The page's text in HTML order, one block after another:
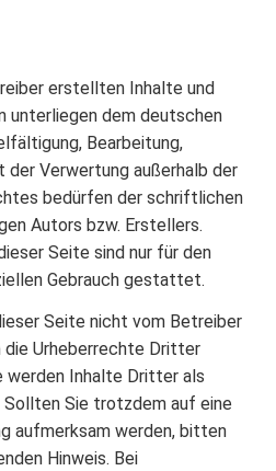
erstellten Inhalte und
unterliegen dem deutschen
Bearbeitung,
der Verwertung außerhalb der
bedürfen der schriftlichen
Autors bzw. Erstellers.
Seite sind nur für den
Gebrauch gestattet.
Seite nicht vom Betreiber
Urheberrechte Dritter
werden Inhalte Dritter als
Sie trotzdem auf eine
aufmerksam werden, bitten
Hinweis. Bei